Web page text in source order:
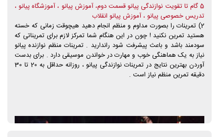
5 گام تا تقویت نوازندگی پیانو قسمت دوم، آموزش پیانو ، آموزشگاه پیانو ،
تدریس خصوصی پیانو ، آموزش پیانو انقلاب
2) تمرینات را بصورت مداوم و منظم انجام دهید هیچوقت زمانی که خسته
هستید تمرین نکنید ! چون در این هنگام شما تمرکز لازم برای تمریناتی که
سودمند باشد و باعث پیشرفت شود راندارید . تمرینات منظم نوازنده پیانو
نیاز به یک هماهنگی خوب و مهارت در خواندن موسیقی دارد . برای بدست
آوردن بهترین نتایج در تمرینات نوازندگی پیانو ، روزانه حداقل به 20 تا 30
دقیقه تمرین منظم نیاز است .